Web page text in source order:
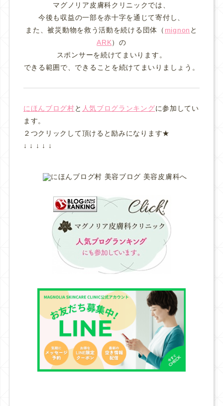
マグノリア皮膚科クリニックでは、
今後も収益の一部を赤十字を通じて寄付し、
また、被災動物を救う活動を続ける団体（ mignon と
ARK）の
スポンサーを続けてまいります。
できる範囲で、できることを続けてまいりましょう。
にほんブログ村と 人気ブログランキングに参加してい
ます。
２つクリックして頂けると励みになります★
↓ ↓ ↓ ↓ ↓